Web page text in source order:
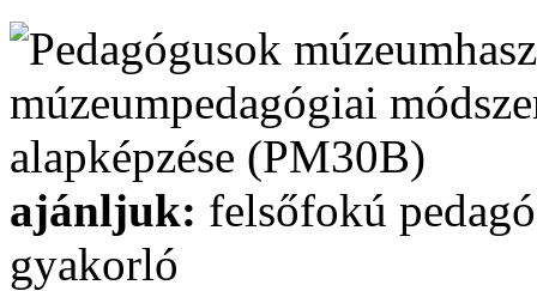
ajánljuk: felsőfokú
gyakorló